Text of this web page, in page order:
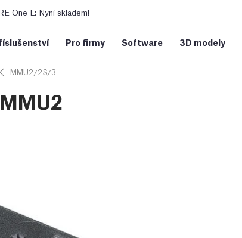
One L: Nyní skladem!
Pro firmy Software 3D modely
MMU2/2S/3